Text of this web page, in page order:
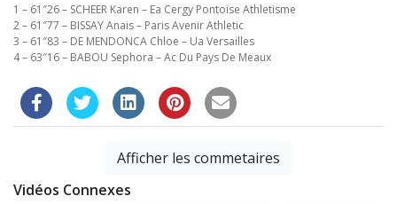
1 – 61″26 – SCHEER Karen – Ea Cergy Pontoise Athletisme
2 – 61″77 – BISSAY Anais – Paris Avenir Athletic
3 – 61″83 – DE MENDONCA Chloe – Ua Versailles
4 – 63″16 – BABOU Sephora – Ac Du Pays De Meaux
Afficher les commetaires
Vidéos Connexes